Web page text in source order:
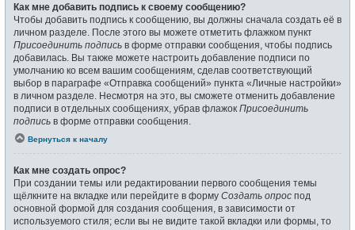
Как мне добавить подпись к своему сообщению?
Чтобы добавить подпись к сообщению, вы должны сначала создать её в
личном разделе. После этого вы можете отметить флажком пункт
Присоединить подпись в форме отправки сообщения, чтобы подпись
добавилась. Вы также можете настроить добавление подписи по
умолчанию ко всем вашим сообщениям, сделав соответствующий
выбор в параграфе «Отправка сообщений» пункта «Личные настройки»
в личном разделе. Несмотря на это, вы сможете отменить добавление
подписи в отдельных сообщениях, убрав флажок Присоединить
подпись в форме отправки сообщения.
Вернуться к началу
Как мне создать опрос?
При создании темы или редактировании первого сообщения темы
щёлкните на вкладке или перейдите в форму Создать опрос под
основной формой для создания сообщения, в зависимости от
используемого стиля; если вы не видите такой вкладки или формы, то